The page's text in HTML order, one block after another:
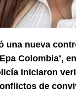
una nueva
Colombia’,
iniciaron
de